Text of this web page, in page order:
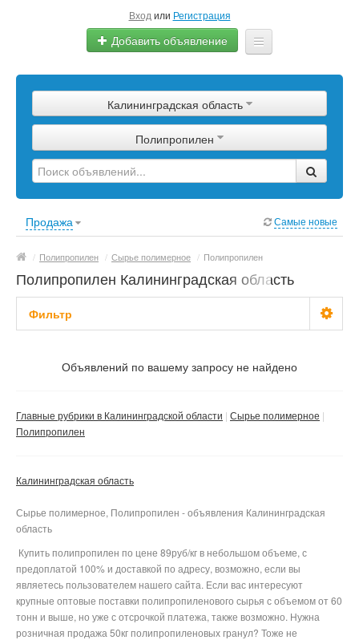
Вход или Регистрация
Добавить объявление
Сырье
Изделия
Оборудование
Калининградская область
Полипропилен
Продажа Самые новые
/ Полипропилен / Сырье полимерное / Полипропилен
Полипропилен Калининградская область
Фильтр
Не важно
Не важно
Частные
Объявлений по вашему запросу не найдено
Главные рубрики в Калининградской области Сырье полимерное
Полипропилен
Калининградская область
Сырье полимерное, Полипропилен - объявления Калининградская
область
Купить полипропилен по цене 89руб/кг в небольшом объеме, с
предоплатой 100% и доставкой по адресу, возможно, если вы
являетесь пользователем нашего сайта. Если вас интересуют
крупные оптовые поставки полипропиленового сырья с объемом от 60
тонн и выше, но уже с отсрочкой платежа, также возможно. Нужна
розничная продажа 50кг полипропиленовых гранул? Тоже не